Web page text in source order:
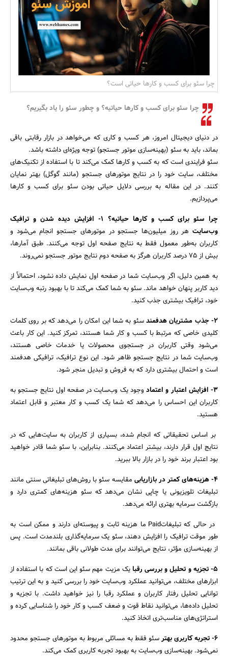
بانک، بیمه و سرمایه
مسکن و ساختمان
چرا سئو برای کسب و کارها حیاتی است؟
چرا سئو برای کسب و کارها حیاتیه؟ و چطور سئو را یاد بگیریم؟
در دنیای دیجیتال امروز، هر کسب و کاری که می‌خواهد در بازار رقابتی باقی
بماند، باید به سئو (بهینه‌سازی موتور جستجو) توجه ویژه‌ای داشته باشد.
سئو فرایندی است که به کسب و کارها کمک می‌کند تا با استفاده از تکنیک‌های
مختلف، سایت خود را در نتایج موتورهای جستجو (مانند گوگل) بهتر نمایان
کنند. در این مقاله به بررسی دلایل حیاتی بودن سئو برای کسب و کارها
می‌پردازیم.
چرا سئو برای کسب و کارها حیاتیه؟
1- افزایش دیده شدن و ترافیک
وب‌سایت هر روز میلیون‌ها جستجو در موتورهای جستجو انجام می‌شود و
کاربران به‌طور معمول فقط به نتایج صفحه اول توجه می‌کنند. طبق آمارها،
بیش از 75 درصد کاربران هرگز به صفحه دوم نتایج موتور جستجو نمی‌روند.
به همین دلیل، اگر وب‌سایت شما در صفحه اول نمایش داده نشود، احتمالاً از
دید کاربر پنهان خواهد ماند. سئو به شما کمک می‌کند تا با بهبود رتبه وب‌سایت
خود، ترافیک بیشتری جذب کنید.
2- جذب مشتریان هدفمند
سئو به شما این امکان را می‌دهد که بر روی کلمات
کلیدی خاصی که مرتبط با کسب و کار شما هستند، تمرکز کنید. این کار باعث
می‌شود وقتی کاربران در جستجوی محصولات یا خدمات خاصی هستند،
وب‌سایت شما در نتایج جستجو ظاهر شود. این نوع ترافیک، ترافیکی هدفمند
است و احتمال بیشتری دارد که به فروش و تبدیل منجر شود.
3- افزایش اعتبار و اعتماد
وجود یک وب‌سایت در صفحه اول نتایج جستجو به
کاربران این احساس را می‌دهد که شما یک کسب و کار معتبر و قابل اعتماد
هستید.
بر اساس تحقیقاتی که انجام شده، بسیاری از کاربران به سایت‌هایی که در
نتایج اول قرار دارند، بیشتر اعتماد می‌کنند. بنابراین، با سئو شما قادر خواهید
بود اعتبار برند خود را در بازار بالا ببرید.
4- هزینه‌های کمتر در بازاریابی مقایسه سئو با روش‌های تبلیغاتی سنتی مانند
تبلیغات تلویزیونی یا چاپی نشان می‌دهد که سئو هزینه‌های کمتری دارد و
بازگشت سرمایه بهتری ارائه می‌دهد.
در حالی که تبلیغاتPaid ما هزینه ثابت و پیوسته‌ای دارند و ممکن است به
طور موقت ترافیک را افزایش دهند، سئو یک سرمایه‌گذاری بلندمدت است. پس
از بهینه‌سازی مؤثر، نتایج می‌توانند برای مدت طولانی باقی بمانند.
5- تجزیه و تحلیل و بررسی رقبا
یک مزیت مهم سئو این است که با استفاده از
ابزارهای مختلف، می‌توانید عملکرد وب‌سایت خود را بررسی کنید و به این ترتیب
توانایی تحلیل رفتار کاربران و عملکرد رقبا را نیز خواهید داشت. با تجزیه و
تحلیل داده‌ها، می‌توانید نقاط قوت و ضعف کسب و کار خود را شناسایی کرده و
استراتژی‌های مناسب‌تری اتخاذ کنید.
6- تجربه کاربری بهتر
سئو فقط به مسائلی مربوط به موتورهای جستجو محدود
نمی‌شود. بهینه‌سازی وب‌سایت به بهبود تجربه کاربری کمک می‌کند.